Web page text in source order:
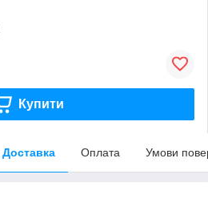
Купити
Доставка Оплата Умови